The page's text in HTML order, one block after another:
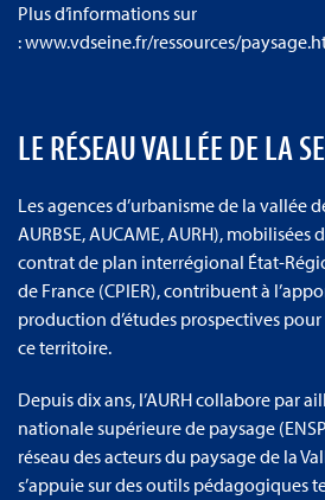
Plus d’informations sur
:www.vdseine.fr/ressources/
LE RÉSEAU VALLÉE DE LA
Les agences d’urbanisme de la vallée
AURBSE, AUCAME, AURH),
contrat de plan interrégional État-
de France (CPIER), contribuent à
production d’études prospectives
ce territoire.
Depuis dix ans, l’AURH collabore par
nationale supérieure de paysage
réseau des acteurs du paysage de la
s’appuie sur des outils pédagogiques